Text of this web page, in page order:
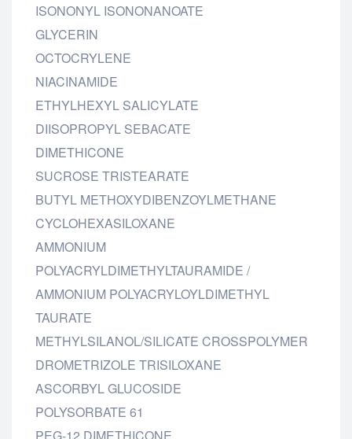
ISONONYL ISONONANOATE
GLYCERIN
OCTOCRYLENE
NIACINAMIDE
ETHYLHEXYL SALICYLATE
DIISOPROPYL SEBACATE
DIMETHICONE
SUCROSE TRISTEARATE
BUTYL METHOXYDIBENZOYLMETHANE
CYCLOHEXASILOXANE
AMMONIUM
POLYACRYLDIMETHYLTAURAMIDE /
AMMONIUM POLYACRYLOYLDIMETHYL
TAURATE
METHYLSILANOL/SILICATE CROSSPOLYMER
DROMETRIZOLE TRISILOXANE
ASCORBYL GLUCOSIDE
POLYSORBATE 61